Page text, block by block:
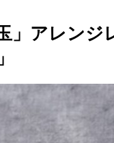
」アレンジ